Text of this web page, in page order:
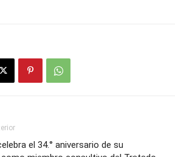
el 34.° aniversario de su